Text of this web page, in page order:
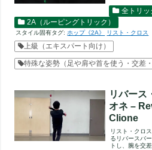
全トリッ
2A（ルーピングトリック）
スタイル固有タグ: ホップ《2A》 リスト・クロス
上級（エキスパート向け）
特殊な姿勢（足や肩や首を使う・交差
リバース
オネ –
Clione
リスト・クロ
るリバースバ
トし、腕を交